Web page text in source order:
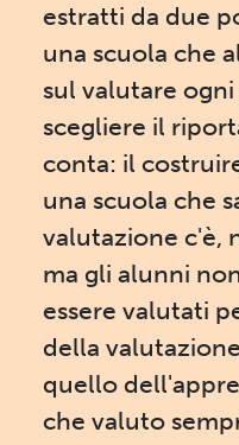
estratti da due
una scuola che
sul valutare ogni
scegliere il
conta: il
una scuola che
valutazione c'è,
ma gli alunni
essere valutati
della
quello
che valuto